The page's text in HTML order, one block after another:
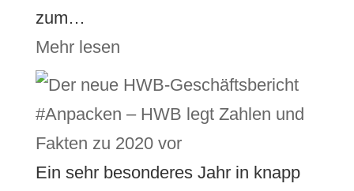
zum…
Mehr lesen
#Anpacken – HWB legt Zahlen und
Fakten zu 2020 vor
Ein sehr besonderes Jahr in knapp